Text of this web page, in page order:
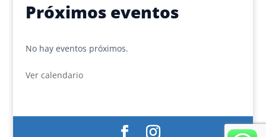
Próximos eventos
No hay eventos próximos.
Ver calendario